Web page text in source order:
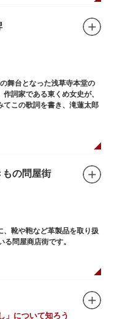
舞台となった浅草寺本堂の
詞家である東くめ女史が、
てこの歌詞を書き、滝蓮太郎
の問屋街
靴や鞄など革製品を取り扱
問屋商店街です。
」について知ろう